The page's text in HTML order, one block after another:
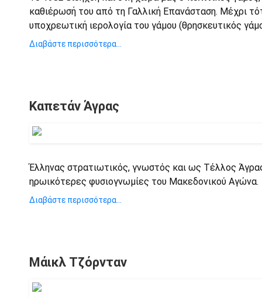
καθιέρωσή του από τη Γαλλική Επανάσταση. Μέχρι
υποχρεωτική ιερολογία του γάμου (θρησκευτικός
Διαβάστε περισσότερα...
Καπετάν Άγρας
Έλληνας στρατιωτικός, γνωστός και ως Τέλλος
ηρωικότερες φυσιογνωμίες του Μακεδονικού Αγώνα.
Διαβάστε περισσότερα...
Μάικλ Τζόρνταν